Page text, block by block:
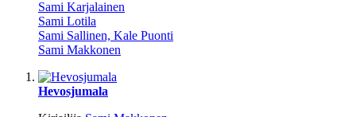
Sami Karjalainen
Sami Lotila
Sami Sallinen, Kale Puonti
Sami Makkonen
Hevosjumala